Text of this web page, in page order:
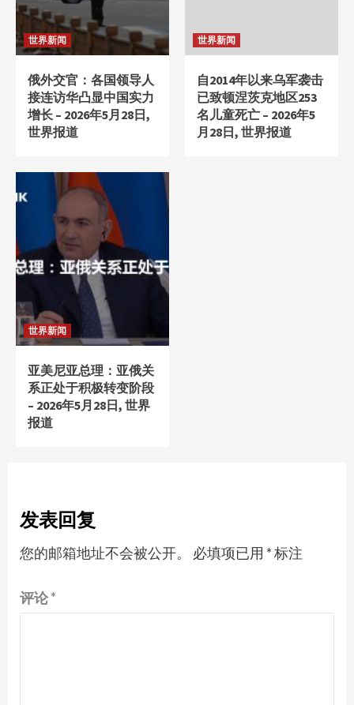
世界新闻
俄外交官：各国领导人
接连访华凸显中国实力
增长 – 2026年5月28日,
世界报道
世界新闻
自2014年以来乌军袭击
已致顿涅茨克地区253
名儿童死亡 – 2026年5
月28日, 世界报道
世界新闻
亚美尼亚总理：亚俄关
系正处于积极转变阶段
– 2026年5月28日, 世界
报道
发表回复
您的邮箱地址不会被公开。 必填项已用 *标注
评论*